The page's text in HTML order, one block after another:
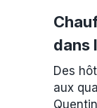
dans
Des
aux